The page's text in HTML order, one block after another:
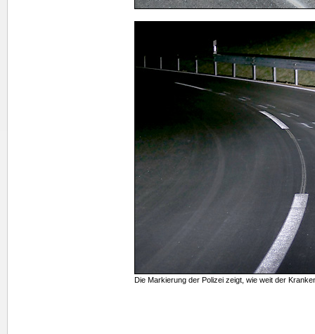
Die Markierung der Polizei zeigt, wie weit der